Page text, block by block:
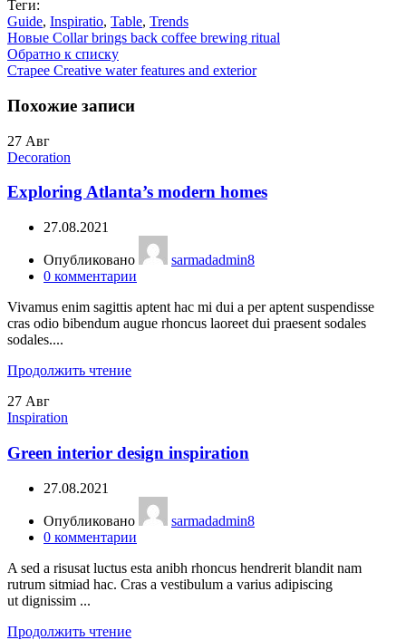
Теги:
Guide, Inspiratio, Table, Trends
Новые Collar brings back coffee brewing ritual
Обратно к списку
Старее Creative water features and exterior
Похожие записи
27 Авг
Decoration
Exploring Atlanta’s modern homes
27.08.2021
Опубликовано
sarmadadmin8
0 комментарии
Vivamus enim sagittis aptent hac mi dui a per aptent suspendisse
cras odio bibendum augue rhoncus laoreet dui praesent sodales
sodales....
Продолжить чтение
27 Авг
Inspiration
Green interior design inspiration
27.08.2021
Опубликовано
sarmadadmin8
0 комментарии
A sed a risusat luctus esta anibh rhoncus hendrerit blandit nam
rutrum sitmiad hac. Cras a vestibulum a varius adipiscing
ut dignissim ...
Продолжить чтение